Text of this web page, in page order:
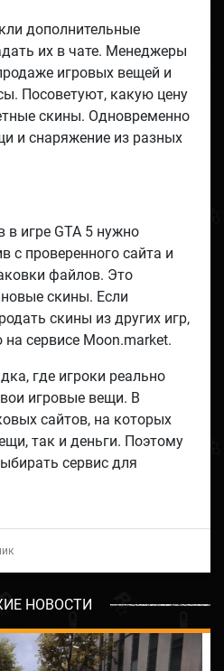
дополнительные
их в чате. Менеджеры
игровых вещей и
Посоветуют, какую цену
скины. Одновременно
и снаряжение из разных
в игре GTA 5 нужно
с проверенного сайта и
файлов. Это
скины. Если
скины из других игр,
сервисе Moon.market.
где игроки реально
игровые вещи. В
сайтов, на которых
так и деньги. Поэтому
сервис для
НОВОСТИ